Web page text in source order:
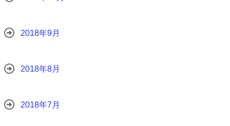
2018年9月
2018年8月
2018年7月